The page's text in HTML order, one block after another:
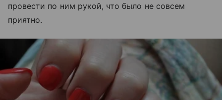
провести по ним рукой, что было не совсем
приятно.